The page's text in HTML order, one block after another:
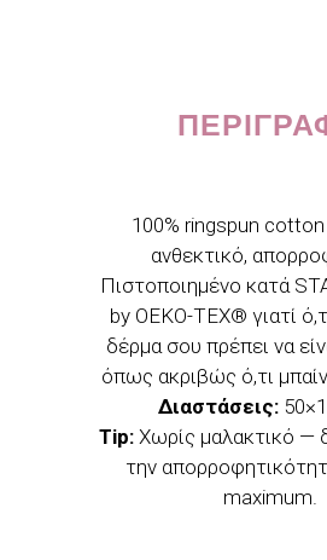
100% ringspun
ανθεκτικό,
Πιστοποιημένο κατά
by OEKO-TEX® γιατί
δέρμα σου πρέπει να
όπως ακριβώς ό,τι
Διαστάσεις:
Tip:Χωρίς μαλακτικό —
την
maximum.